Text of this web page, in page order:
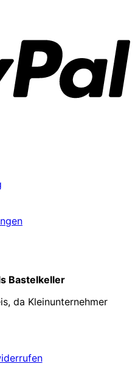
Bastelkeller
da Kleinunternehmer